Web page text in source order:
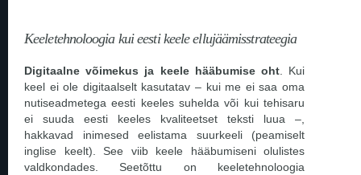
Keeletehnoloogia kui eesti keele ellujäämisstrateegia
Digitaalne võimekus ja keele hääbumise oht. Kui
keel ei ole digitaalselt kasutatav – kui me ei saa oma
nutiseadmetega eesti keeles suhelda või kui tehisaru
ei suuda eesti keeles kvaliteetset teksti luua –,
hakkavad inimesed eelistama suurkeeli (peamiselt
inglise keelt). See viib keele hääbumiseni olulistes
valdkondades. Seetõttu on keeletehnoloogia